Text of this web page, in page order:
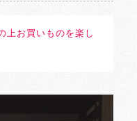
上お買いものを楽し